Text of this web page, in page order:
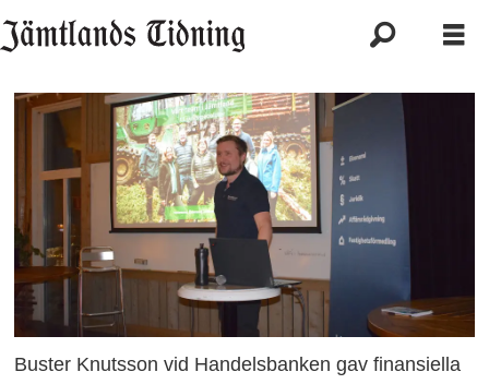
Buster Knutsson vid Handelsbanken gav finansiella